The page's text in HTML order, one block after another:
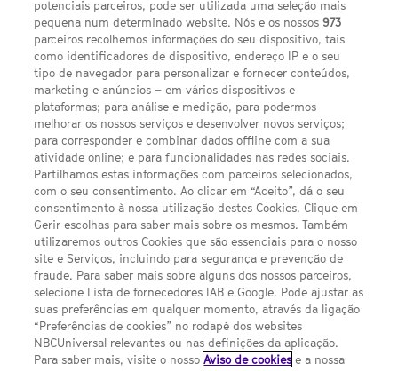
SEGUE-NOS
FACEBOOK
TWITTER
YOUTUBEINSTAGRAM
LINKS ÚTEIS
Escolhas de Anúncios
Política de privacidade
Termos E Condições
FILMES
UMA DIVISÃO DA NBCUNIVERSAL
potenciais parceiros, pode ser utilizada uma seleção mais
pequena num determinado website. Nós e os nossos973
parceiros recolhemos informações do seu dispositivo, tais
como identificadores de dispositivo, endereço IP e o seu
tipo de navegador para personalizar e fornecer conteúdos,
marketing e anúncios – em vários dispositivos e
plataformas; para análise e medição, para podermos
melhorar os nossos serviços e desenvolver novos serviços;
para corresponder e combinar dados offline com a sua
atividade online; e para funcionalidades nas redes sociais.
Partilhamos estas informações com parceiros selecionados,
com o seu consentimento. Ao clicar em “Aceito”, dá o seu
consentimento à nossa utilização destes Cookies. Clique em
Gerir escolhas para saber mais sobre os mesmos. Também
utilizaremos outros Cookies que são essenciais para o nosso
site e Serviços, incluindo para segurança e prevenção de
fraude. Para saber mais sobre alguns dos nossos parceiros,
selecione Lista de fornecedores IAB e Google. Pode ajustar as
suas preferências em qualquer momento, através da ligação
“Preferências de cookies” no rodapé dos websites
NBCUniversal relevantes ou nas definições da aplicação.
Para saber mais, visite o nossoAviso de cookies e a nossa